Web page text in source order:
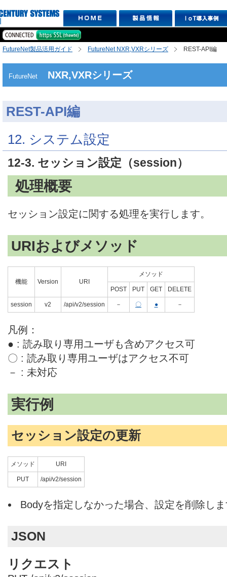
FutureNet製品活用ガイド FutureNet NXR,VXRシリーズ REST-API編
FutureNet NXR,VXRシリーズ
REST-API編
12. システム設定
12-3. セッション設定（session）
処理概要
セッション設定に関する処理を実行します。
URIおよびメソッド
機能 Version URI
メソッド
POST PUT GET DELETE
session v2 /api/v2/session － 〇 ● －
凡例：
● : 読み取り専用ユーザも含めアクセス可
〇 : 読み取り専用ユーザはアクセス不可
－ : 未対応
実行例
セッション設定の更新
メソッド URI
PUT /api/v2/session
Bodyを指定しなかった場合、設定を削除し
JSON
リクエスト